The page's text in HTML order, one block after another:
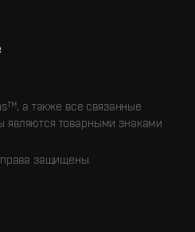
а также все связанные
являются товарными знаками
защищены.